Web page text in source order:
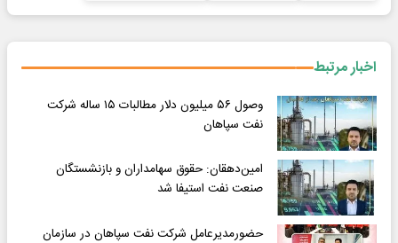
اخبار مرتبط
وصول ۵۶ میلیون دلار مطالبات ۱۵ ساله شرکت
نفت سپاهان
امین‌دهقان: حقوق سهامداران و بازنشستگان
صنعت نفت استیفا شد
حضورمدیرعامل شرکت نفت سپاهان در سازمان